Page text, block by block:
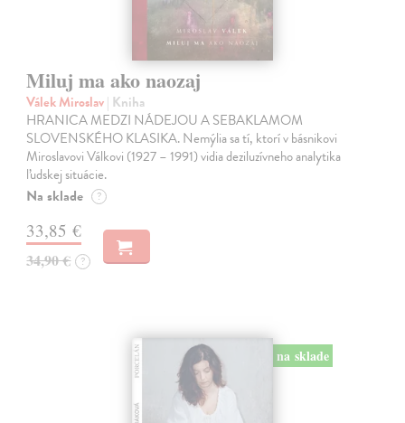
Miluj ma ako naozaj
Válek Miroslav| Kniha
HRANICA MEDZI NÁDEJOU A SEBAKLAMOM
SLOVENSKÉHO KLASIKA. Nemýlia sa tí, ktorí v básnikovi
Miroslavovi Válkovi (1927 – 1991) vidia deziluzívneho analytika
ľudskej situácie.
Na sklade ?
33,85 €
34,90 € ?
na sklade